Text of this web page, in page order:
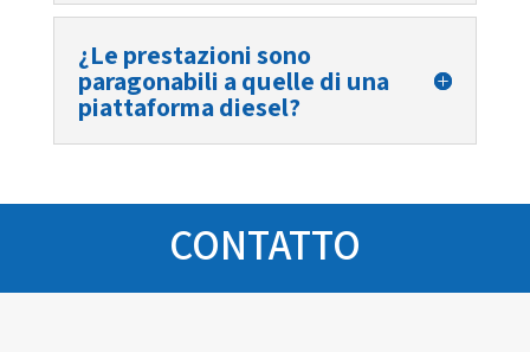
¿Le prestazioni sono
paragonabili a quelle di una
piattaforma diesel?
CONTATTO